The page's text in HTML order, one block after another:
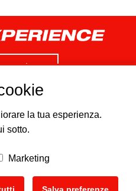
Privacy
la tua esperienza.
sotto.
Marketing